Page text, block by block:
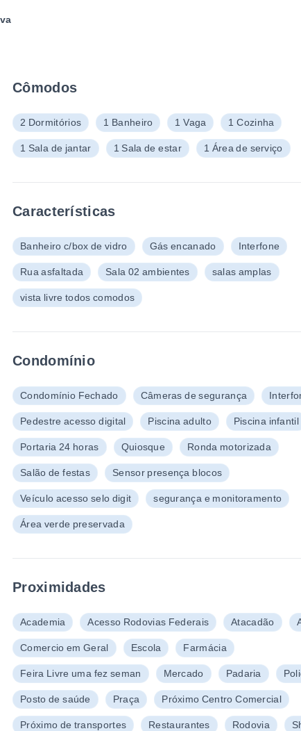
Cômodos
2 Dormitórios 1 Banheiro 1 Vaga 1 Cozinha
1 Sala de jantar 1 Sala de estar 1 Área de serviço
Características
Banheiro c/box de vidro Gás encanado Interfone
Rua asfaltada Sala 02 ambientes salas amplas
vista livre todos comodos
Condomínio
Condomínio Fechado Câmeras de segurança
Pedestre acesso digital Piscina adulto Piscina infantil
Portaria 24 horas Quiosque Ronda motorizada
Salão de festas Sensor presença blocos
Veículo acesso selo digit segurança e monitoramento
Área verde preservada
Proximidades
Academia Acesso Rodovias Federais Atacadão
Comercio em Geral Escola Farmácia
Feira Livre uma fez seman Mercado Padaria
Posto de saúde Praça Próximo Centro Comercial
Próximo de transportes Restaurantes Rodovia